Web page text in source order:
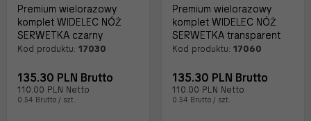
Premium wielorazowy
komplet WIDELEC NÓŻ
SERWETKA czarny
Kod produktu: 17030
135.30 PLN Brutto
110.00 PLN Netto
0.54 Brutto / szt.
Premium wielorazowy
komplet WIDELEC NÓŻ
SERWETKA transparent
Kod produktu: 17060
135.30 PLN Brutto
110.00 PLN Netto
0.54 Brutto / szt.